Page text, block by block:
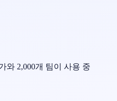
와 2,000개 팀이 사용 중